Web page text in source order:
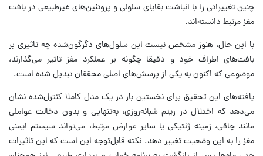
چنین تغییراتی را با انباشت بقایای سلولی و پروتئین‌های غیرطبیعی در بافت
مغز مرتبط دانسته‌اند.
با این حال، هنوز مشخص نیست این سلول‌های دگرگون‌شده چه تاثیری بر
بافت‌های اطراف خود و دقیقا چگونه بر عملکرد مغز تاثیر می‌گذارند،
موضوعی که اکنون به یکی از پرسش‌های اصلی محققان تبدیل شده است.
یافته‌های این تحقیق برای نخستین بار در یک مدل کاملا کنترل‌شده نشان
می‌دهد که اختلال در ریتم شبانه‌روزی، به‌تنهایی و بدون دخالت عواملی
مانند چاقی، زمینه ژنتیکی یا سایر عوارض مرتبط، می‌تواند سیستم ایمنی
مغز را به این وضعیت تغییر دهد. نکته قابل‌توجه این است که این تاثیرات